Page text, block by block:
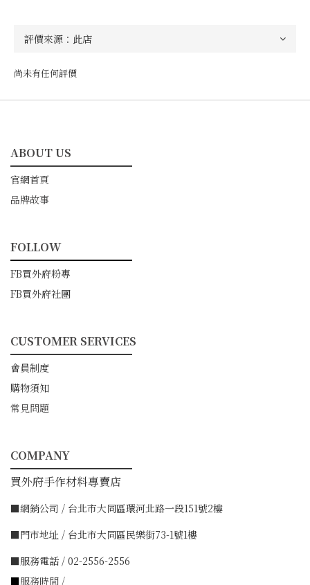
尚未有任何評價
ABOUT US
━━━━━━━━━━━
官網首頁
品牌故事
FOLLOW
━━━━━━━━━━━
FB買外府粉專
FB買外府社團
CUSTOMER SERVICES
━━━━━━━━━━━
會員制度
購物須知
常見問題
COMPANY
━━━━━━━━━━━
買外府手作材料專賣店
■網銷公司 / 台北市大同區環河北路一段151號2樓
■門市地址 / 台北市大同區民樂街73-1號1樓
■服務電話 / 02-2556-2556
■服務時間 /